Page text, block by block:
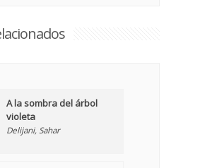
A la sombra del árbol
violeta
Delijani, Sahar